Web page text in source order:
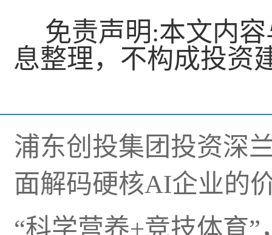
免责声明:本文内
息整理，不构成投资
浦东创投集团投资深
面解码硬核AI企业的
“科学营养+竞技体育